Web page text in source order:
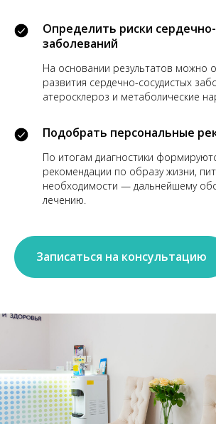
Определить риски
заболеваний
На основании результатов можно
развития сердечно-сосудистых
атеросклероз и метаболические
Подобрать персональные
По итогам диагностики
рекомендации по образу жизни,
необходимости — дальнейшему
лечению.
Записаться на консультацию